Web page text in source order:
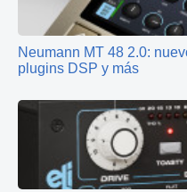
Neumann MT 48 2.0:
plugins DSP y más